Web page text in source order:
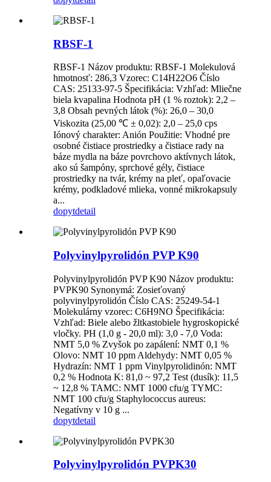
RBSF-1
RBSF-1 Názov produktu: RBSF-1 Molekulová
hmotnosť: 286,3 Vzorec: C14H22O6 Číslo
CAS: 25133-97-5 Špecifikácia: Vzhľad: Mliečne
biela kvapalina Hodnota pH (1 % roztok): 2,2 –
3,8 Obsah pevných látok (%): 26,0 – 30,0
Viskozita (25,00 ℃ ± 0,02): 2,0 – 25,0 cps
Iónový charakter: Anión Použitie: Vhodné pre
osobné čistiace prostriedky a čistiace rady na
báze mydla na báze povrchovo aktívnych látok,
ako sú šampóny, sprchové gély, čistiace
prostriedky na tvár, krémy na pleť, opaľovacie
krémy, podkladové mlieka, vonné mikrokapsuly
a...
dopytdetail
Polyvinylpyrolidón PVP K90
Polyvinylpyrolidón PVP K90 Názov produktu:
PVPK90 Synonymá: Zosieťovaný
polyvinylpyrolidón Číslo CAS: 25249-54-1
Molekulárny vzorec: C6H9NO Špecifikácia:
Vzhľad: Biele alebo žltkastobiele hygroskopické
vločky. PH (1,0 g - 20,0 ml): 3,0 - 7,0 Voda:
NMT 5,0 % Zvyšok po zapálení: NMT 0,1 %
Olovo: NMT 10 ppm Aldehydy: NMT 0,05 %
Hydrazín: NMT 1 ppm Vinylpyrolidinón: NMT
0,2 % Hodnota K: 81,0 ~ 97,2 Test (dusík): 11,5
~ 12,8 % TAMC: NMT 1000 cfu/g TYMC:
NMT 100 cfu/g Staphylococcus aureus:
Negatívny v 10 g ...
dopytdetail
Polyvinylpyrolidón PVPK30